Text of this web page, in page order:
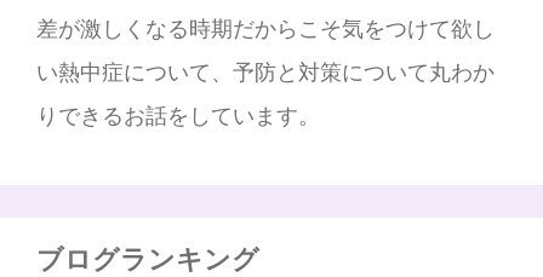
差が激しくなる時期だからこそ気をつけて欲し
い熱中症について、予防と対策について丸わか
りできるお話をしています。
ブログランキング